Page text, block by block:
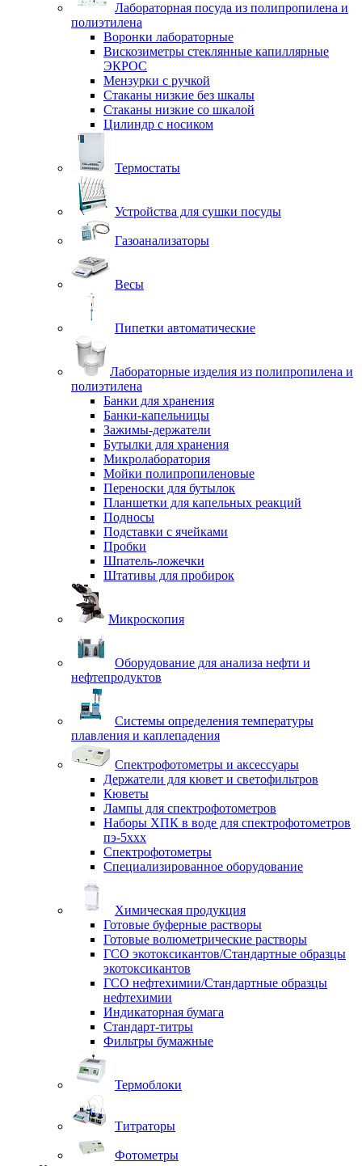
Лабораторная посуда из полипропилена и
полиэтилена
Воронки лабораторные
Вискозиметры стеклянные капиллярные
ЭКРОС
Мензурки с ручкой
Стаканы низкие без шкалы
Стаканы низкие со шкалой
Цилиндр с носиком
Термостаты
Устройства для сушки посуды
Газоанализаторы
Весы
Пипетки автоматические
Лабораторные изделия из полипропилена и
полиэтилена
Банки для хранения
Банки-капельницы
Зажимы-держатели
Бутылки для хранения
Микролаборатория
Мойки полипропиленовые
Переноски для бутылок
Планшетки для капельных реакций
Подносы
Подставки с ячейками
Пробки
Шпатель-ложечки
Штативы для пробирок
Микроскопия
Оборудование для анализа нефти и
нефтепродуктов
Системы определения температуры
плавления и каплепадения
Спектрофотометры и аксессуары
Держатели для кювет и светофильтров
Кюветы
Лампы для спектрофотометров
Наборы ХПК в воде для спектрофотометров
пэ-5ххх
Спектрофотометры
Специализированное оборудование
Химическая продукция
Готовые буферные растворы
Готовые волюметрические растворы
ГСО экотоксикантов/Стандартные образцы
экотоксикантов
ГСО нефтехимии/Стандартные образцы
нефтехимии
Индикаторная бумага
Стандарт-титры
Фильтры бумажные
Термоблоки
Титраторы
Фотометры